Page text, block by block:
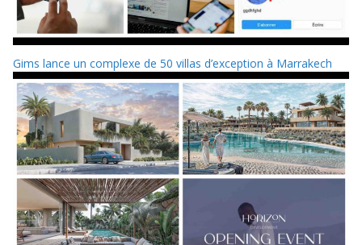
Gims lance un complexe de 50 villas d’exception à Marrakech